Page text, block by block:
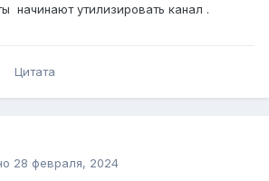
начинают утилизировать канал .
Цитата
28 февраля, 2024